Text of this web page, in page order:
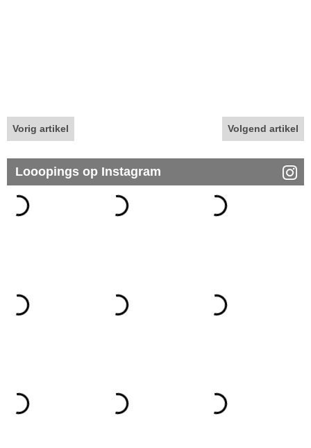
Vorig artikel Volgend artikel
Looopings op Instagram